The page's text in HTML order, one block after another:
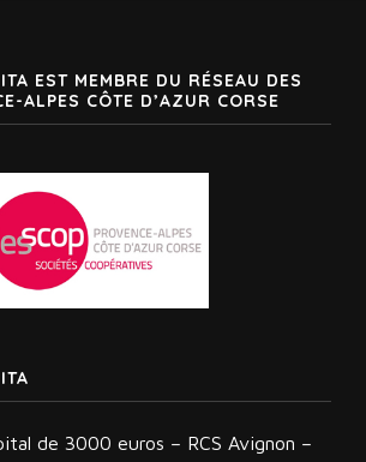
EST MEMBRE DU RÉSEAU DES
ALPES CÔTE D’AZUR CORSE
de 3000 euros – RCS Avignon –